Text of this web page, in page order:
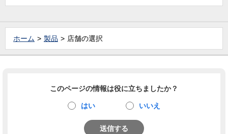
ホーム 製品 店舗の選択
このページの情報は役に立ちましたか？
はい いいえ
送信する